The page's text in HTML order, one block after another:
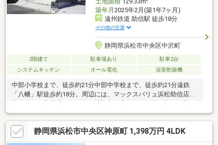
土地面積129.33m
築年月 2025年2月(築1年7ヶ月)
遠州鉄道 助信駅 徒歩18分
その他の交通
静岡県浜松市中央区中沢町
2階建て 駐車場あり
駐車2台
システムキッチン
オール電化 浴室乾燥機
中部小学校まで、徒歩約21分中部中学校まで、徒歩約21分遠鉄
「八幡」駅徒歩約18分。周辺には、マックスバリュ浜松助信店、
遠鉄ストア高林店、ローソン浜松中沢店があり、買い物に便利な
立地です。太陽光発電システム、蓄電池搭載ですので、電気代を
抑えることができ、家計に優しい住宅です。敷地は約39坪のコン
パクトな敷地に、駐車スペース2台確保。15.5帖のLDKはリビング
とダイニングと空間を分けやすい間取りとなっております。各居
静岡県浜松市中央区神原町 1,398万円 4LDK